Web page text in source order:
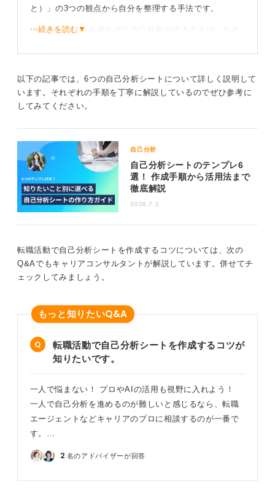
と）」の3つの観点から自分を整理する手法です。
フレームワークを使わずに自己分析ができる人は、ある
理しやすくなるため、フレームワークを使うことをおす
すめします。
まず、これまでの職務経歴を振り返り、自分が「できる
こと（Can）」を洗い出します。
次に、将来的に「やりたいこと（Will）」を明確にし
て、最後に、企業や社会から「求められていること
（Must）」を考えてみましょう。
この3つの円が重なる部分が、あなたの市場価値を最も高
められる領域です。
⋯続きを読む▼
以下の記事では、6つの自己分析シートについて詳しく説明して
います。それぞれの手順を丁寧に解説しているのでぜひ参考に
してみてください。
自己分析
自己分析シートのテンプレ6
選！ 作成手順から活用法まで
徹底解説
2026.7.2
転職活動で自己分析シートを作成するコツについては、次の
Q&Aでもキャリアコンサルタントが解説しています。併せてチ
ェックしてみましょう。
もっと知りたいQ&A
転職活動で自己分析シートを作成するコツが
知りたいです。
一人で悩まない！ プロやAIの活用も視野に入れよう！
一人で自己分析を進めるのが難しいと感じるなら、転職
エージェントなどキャリアのプロに相談するのが一番で
す。…
2 名のアドバイザーが回答